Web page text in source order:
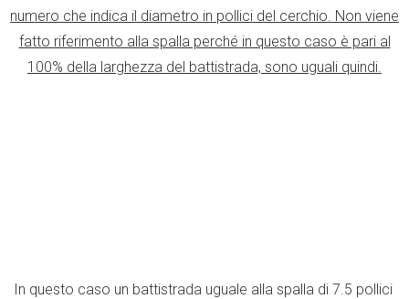
numero che indica il diametro in pollici del cerchio. Non viene
fatto riferimento alla spalla perché in questo caso è pari al
100% della larghezza del battistrada, sono uguali quindi.
In questo caso un battistrada uguale alla spalla di 7.5 pollici